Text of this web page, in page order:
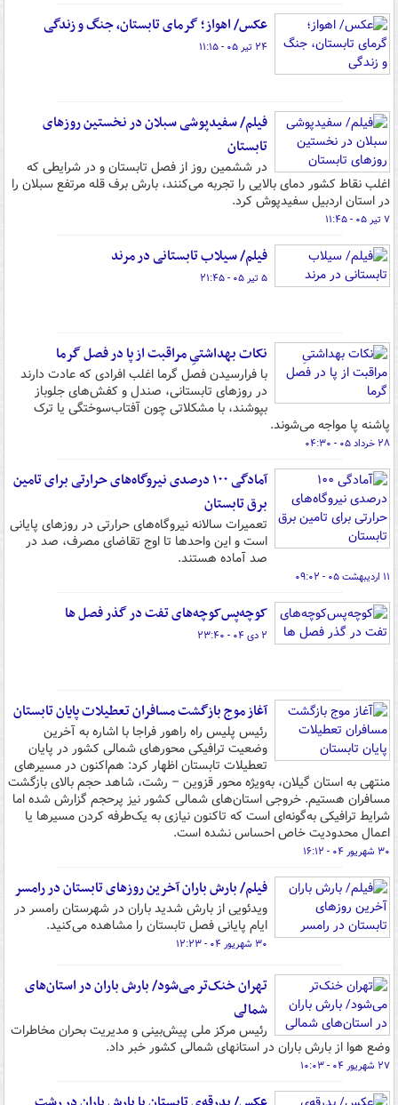
عکس/ اهواز؛ گرمای تابستان، جنگ و زندگی
۲۴ تیر ۰۵ - ۱۱:۱۵
فیلم/ سفیدپوشی سبلان در نخستین روزهای
تابستان
در ششمین روز از فصل تابستان و در شرایطی که
اغلب نقاط کشور دمای بالایی را تجربه می‌کنند، بارش برف قله مرتفع سبلان را
در استان اردبیل سفیدپوش کرد.
۷ تیر ۰۵ - ۱۱:۴۵
فیلم/ سیلاب تابستانی در مرند
۵ تیر ۰۵ - ۲۱:۴۵
نکات بهداشتیِ مراقبت از پا در فصل گرما
با فرارسیدن فصل‌ گرما اغلب افرادی که عادت دارند
در روزهای تابستانی، صندل و کفش‌های جلوباز
بپوشند، با مشکلاتی چون آفتاب‌سوختگی یا ترک
پاشنه پا مواجه می‌شوند.
۲۸ خرداد ۰۵ - ۰۴:۳۰
آمادگی ۱۰۰ درصدی نیروگاه‌های حرارتی برای تامین
برق تابستان
تعمیرات سالانه نیروگاه‌های حرارتی در روزهای پایانی
است و این واحدها تا اوج تقاضای مصرف، صد در
صد آماده هستند.
۱۱ اردیبهشت ۰۵ - ۰۹:۰۲
کوچه‌پس‌کوچه‌های تفت در گذر فصل ها
۲ دی ۰۴ - ۲۳:۴۰
آغاز موج بازگشت مسافران تعطیلات پایان تابستان
رئیس پلیس راه راهور فراجا با اشاره به آخرین
وضعیت ترافیکی محورهای شمالی کشور در پایان
تعطیلات تابستان اظهار کرد: هم‌اکنون در مسیرهای
منتهی به استان گیلان، به‌ویژه محور قزوین – رشت، شاهد حجم بالای بازگشت
مسافران هستیم. خروجی استان‌های شمالی کشور نیز پرحجم گزارش شده اما
شرایط ترافیکی به‌گونه‌ای است که تاکنون نیازی به یک‌طرفه کردن مسیرها یا
اعمال محدودیت خاص احساس نشده است.
۳۰ شهریور ۰۴ - ۱۶:۱۲
فیلم/ بارش باران آخرین روزهای تابستان در رامسر
ویدئویی از بارش شدید باران در شهرستان رامسر در
ایام پایانی فصل تابستان را مشاهده می‌کنید.
۳۰ شهریور ۰۴ - ۱۲:۲۳
تهران خنک‌‎تر می‌شود/ بارش باران در استان‌های
شمالی
رئیس مرکز ملی پیش‌بینی و مدیریت بحران مخاطرات
وضع هوا از بارش باران در استانهای شمالی کشور خبر داد.
۲۷ شهریور ۰۴ - ۱۰:۰۳